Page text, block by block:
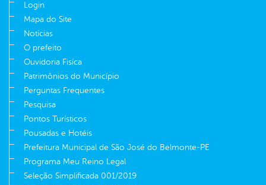
Login
Mapa do Site
Notícias
O prefeito
Ouvidoria Fisíca
Patrimônios do Município
Perguntas Frequentes
Pesquisa
Pontos Turísticos
Pousadas e Hotéis
Prefeitura Municipal de São José do Belmonte-PE
Programa Meu Reino Legal
Seleção Simplificada 001/2019